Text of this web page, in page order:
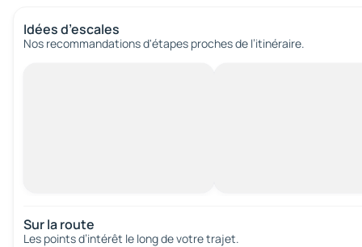
Idées d’escales
Nos recommandations d'étapes proches de l’itinéraire.
Sur la route
Les points d’intérêt le long de votre trajet.